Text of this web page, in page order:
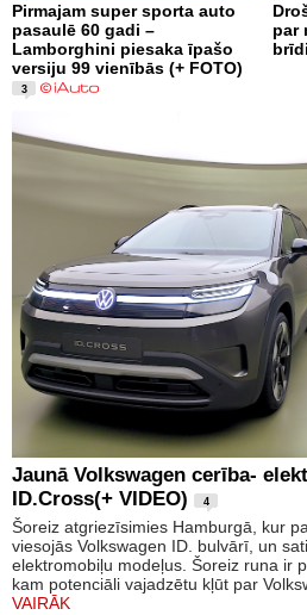
Pirmajam super sporta auto
pasaulē 60 gadi –
Lamborghini piesaka īpašo
versiju 99 vienībās (+ FOTO)
3
par
Jaunā Volkswagen cerība-
ID.Cross(+ VIDEO)
4
Šoreiz atgriezīsimies Hamburgā, kur
viesojās Volkswagen ID. bulvārī, un
elektromobiļu modeļus. Šoreiz runa ir
kam potenciāli vajadzētu kļūt par
VAIRĀK